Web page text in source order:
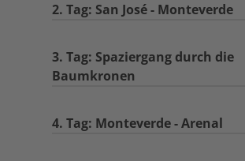
2. Tag: San José - Monteverde
3. Tag: Spaziergang durch die
Baumkronen
4. Tag: Monteverde - Arenal